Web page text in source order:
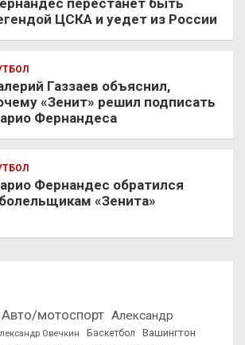
перестанет быть
ЦСКА и уедет из России
Газзаев объяснил,
«Зенит» решил подписать
Фернандеса
Фернандес обратился
«Зенита»
Авто/мотоспорт Александр
Овечкин Баскетбол
Вашингтон